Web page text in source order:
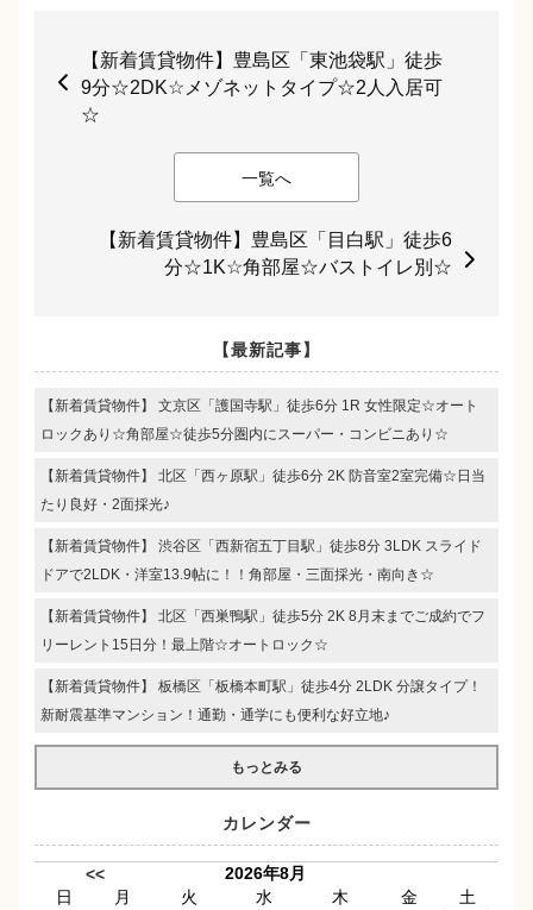
【新着賃貸物件】豊島区「東池袋駅」徒歩
9分☆2DK☆メゾネットタイプ☆2人入居可
☆
一覧へ
【新着賃貸物件】豊島区「目白駅」徒歩6
分☆1K☆角部屋☆バストイレ別☆
【最新記事】
【新着賃貸物件】 文京区「護国寺駅」徒歩6分 1R 女性限定☆オート
ロックあり☆角部屋☆徒歩5分圏内にスーパー・コンビニあり☆
【新着賃貸物件】 北区「西ヶ原駅」徒歩6分 2K 防音室2室完備☆日当
たり良好・2面採光♪
【新着賃貸物件】 渋谷区「西新宿五丁目駅」徒歩8分 3LDK スライド
ドアで2LDK・洋室13.9帖に！！角部屋・三面採光・南向き☆
【新着賃貸物件】 北区「西巣鴨駅」徒歩5分 2K 8月末までご成約でフ
リーレント15日分！最上階☆オートロック☆
【新着賃貸物件】 板橋区「板橋本町駅」徒歩4分 2LDK 分譲タイプ！
新耐震基準マンション！通勤・通学にも便利な好立地♪
もっとみる
カレンダー
<<
2026年8月
日
月 火 水 木 金
土